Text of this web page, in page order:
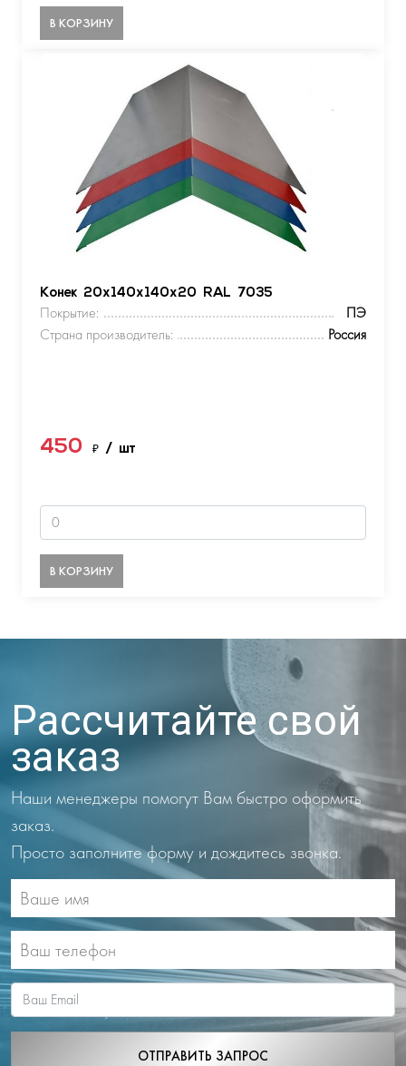
В КОРЗИНУ
Конек 20х140х140х20 RAL 7035
Покрытие:
ПЭ
Страна производитель:
Россия
450 ₽ / шт
В КОРЗИНУ
Рассчитайте свой
заказ
Наши менеджеры помогут Вам быстро оформить
заказ.
Просто заполните форму и дождитесь звонка.
ОТПРАВИТЬ ЗАПРОС